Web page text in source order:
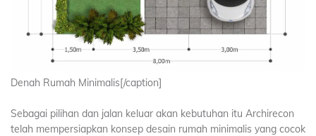
Denah Rumah Minimalis[/caption]
Sebagai pilihan dan jalan keluar akan kebutuhan itu Archirecon
telah mempersiapkan konsep desain rumah minimalis yang cocok